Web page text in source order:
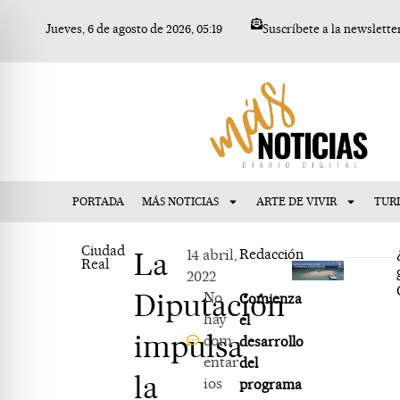
Jueves, 6 de agosto de 2026, 05:19 Suscríbete a la
PORTADA MÁS NOTICIAS ARTE DE VIVIR
Ciudad
Real
La
Diputación
impulsa
la
14 abril,
2022
No
hay
com
entar
ios
Redacción
Comienza
el
desarrollo
del
programa